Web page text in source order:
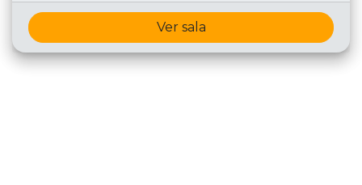
Ver sala